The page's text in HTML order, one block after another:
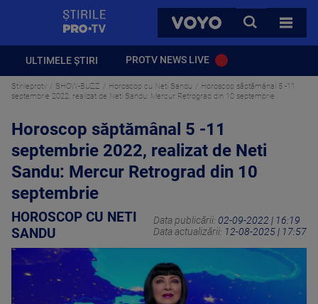
VOYO
CAUTA
TOATE
ULTIMELE ȘTIRI PROTV NEWS LIVE
Stirileprotv SHOW-BUZZ Horoscop cu Neti Sandu
Horoscop săptămânal 5 -11
septembrie 2022, realizat de Neti Sandu: Mercur Retrograd din 10 septembrie
Horoscop săptămânal 5 -11
septembrie 2022, realizat de Neti
Sandu: Mercur Retrograd din 10
septembrie
HOROSCOP CU NETI
SANDU
Data publicării: 02-09-2022 | 16:19
Data actualizării: 12-08-2025 | 17:57